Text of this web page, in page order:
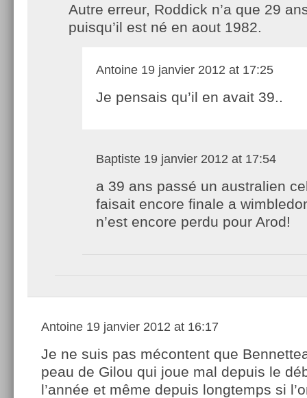
Autre erreur, Roddick n’a que 29
puisqu’il est né en aout 1982.
Antoine 19 janvier 2012 at 17:25
Je pensais qu’il en avait 39..
Baptiste 19 janvier 2012 at 17:54
a 39 ans passé un australien
faisait encore finale a
n’est encore perdu pour Arod!
Antoine 19 janvier 2012 at 16:17
Je ne suis pas mécontent que
peau de Gilou qui joue mal depuis le
l’année et même depuis longtemps si